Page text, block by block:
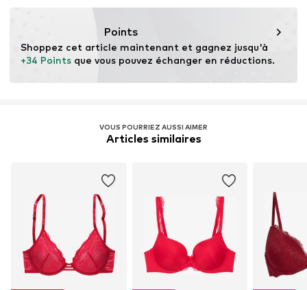
LID0132003000001
Points
+34 Points que vous pouvez échanger en réductions.
VOUS POURRIEZ AUSSI AIMER
Articles similaires